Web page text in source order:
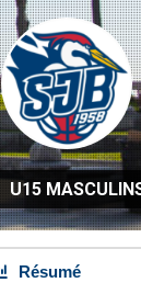
U15
Résumé